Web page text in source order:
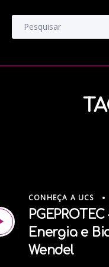
CONHEÇA A UCS
Energia e
Wendel